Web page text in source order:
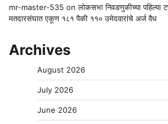
mr-master-535 onलोकसभा निवडणुकीच्या पहिल्या
मतदारसंघात एकूण १८१ पैकी ११० उमेदवारांचे अर्ज वैध
Archives
August 2026
July 2026
June 2026